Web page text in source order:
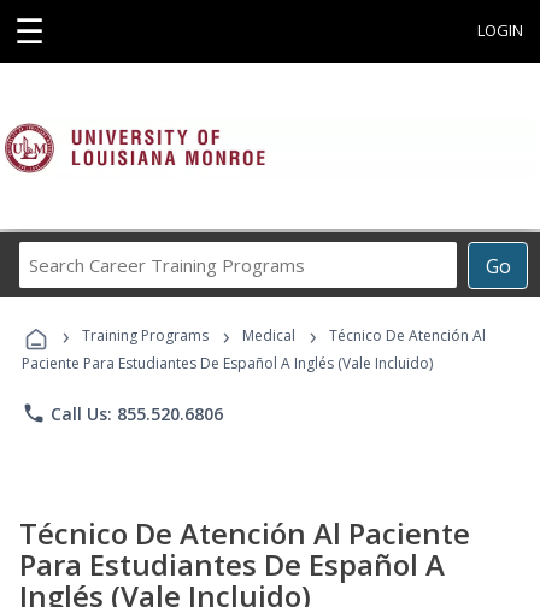
☰ LOGIN
Go
Career
Programs
› Training Programs › Medical ›
Técnico De Atención Al
Paciente Para Estudiantes De Español A Inglés (Vale Incluido)
phone Call Us: 855.520.6806
Técnico De Atención Al Paciente
Para Estudiantes De Español A
Inglés (Vale Incluido)